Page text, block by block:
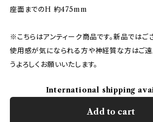
座面までのH 約475mm
※こちらはアンティーク商品です。新品ではご
使用感が気になられる方や神経質な方はご遠
うよろしくお願いいたします。
International shipping
Add to cart